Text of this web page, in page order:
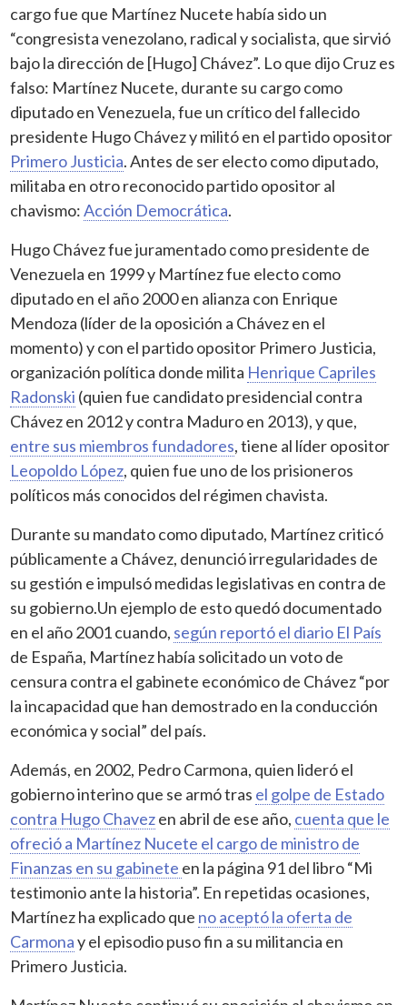
cargo fue que Martínez Nucete había sido un
“congresista venezolano, radical y socialista, que sirvió
bajo la dirección de [Hugo] Chávez”. Lo que dijo Cruz es
falso: Martínez Nucete, durante su cargo como
diputado en Venezuela, fue un crítico del fallecido
presidente Hugo Chávez y militó en el partido opositor
Primero Justicia. Antes de ser electo como diputado,
militaba en otro reconocido partido opositor al
chavismo:Acción Democrática.
Hugo Chávez fue juramentado como presidente de
Venezuela en 1999 y Martínez fue electo como
diputado en el año 2000 en alianza con Enrique
Mendoza (líder de la oposición a Chávez en el
momento) y con el partido opositor Primero Justicia,
organización política donde milita Henrique Capriles
Radonski (quien fue candidato presidencial contra
Chávez en 2012 y contra Maduro en 2013), y que,
entre sus miembros fundadores, tiene al líder opositor
Leopoldo López, quien fue uno de los prisioneros
políticos más conocidos del régimen chavista.
Durante su mandato como diputado, Martínez criticó
públicamente a Chávez, denunció irregularidades de
su gestión e impulsó medidas legislativas en contra de
su gobierno.Un ejemplo de esto quedó documentado
en el año 2001 cuando, según reportó el diario El País
de España, Martínez había solicitado un voto de
censura contra el gabinete económico de Chávez “por
la incapacidad que han demostrado en la conducción
económica y social” del país.
Además, en 2002, Pedro Carmona, quien lideró el
gobierno interino que se armó tras el golpe de Estado
contra Hugo Chavezen abril de ese año, cuenta que le
ofreció a Martínez Nucete el cargo de ministro de
Finanzas en su gabinete en la página 91 del libro “Mi
testimonio ante la historia”. En repetidas ocasiones,
Martínez ha explicado que no aceptó la oferta de
Carmonay el episodio puso fin a su militancia en
Primero Justicia.